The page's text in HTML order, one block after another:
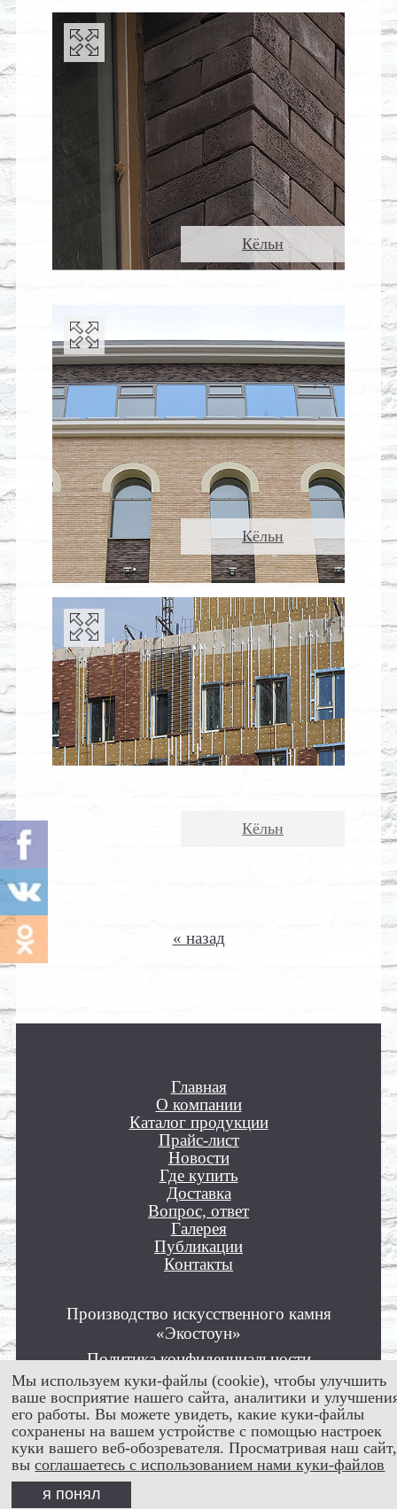
Кёльн
Кёльн
Кёльн
« назад
Главная
О компании
Каталог продукции
Прайс-лист
Новости
Где купить
Доставка
Вопрос, ответ
Галерея
Публикации
Контакты
Производство искусственного камня
«Экостоун»
Политика конфиденциальности
Пользовательское соглашение
Положение об обработке персональных
данных
Все права защищены © 2012 - 2026
Мы используем куки-файлы (cookie), чтобы улучшить
ваше восприятие нашего сайта, аналитики и
его работы. Вы можете увидеть, какие куки-файлы
сохранены на вашем устройстве с помощью настроек
куки вашего веб-обозревателя. Просматривая наш сайт,
высоглашаетесь с использованием нами куки-файлов
я понял